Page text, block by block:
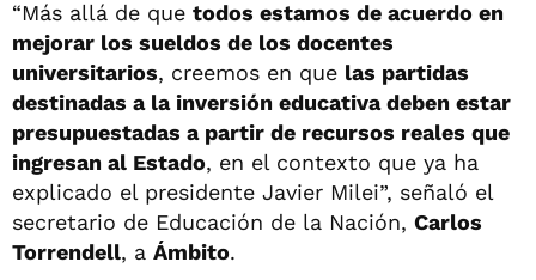
“Más allá de que todos estamos de acuerdo en
mejorar los sueldos de los docentes
universitarios, creemos en que las partidas
destinadas a la inversión educativa deben estar
presupuestadas a partir de recursos reales que
ingresan al Estado, en el contexto que ya ha
explicado el presidente Javier Milei”, señaló el
secretario de Educación de la Nación, Carlos
Torrendell, a Ámbito.